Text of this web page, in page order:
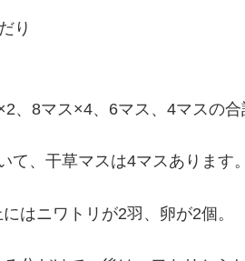
り
、8マス×4、6マス、4マスの合
て、干草マスは4マスあります。
はニワトリが2羽、卵が2個。